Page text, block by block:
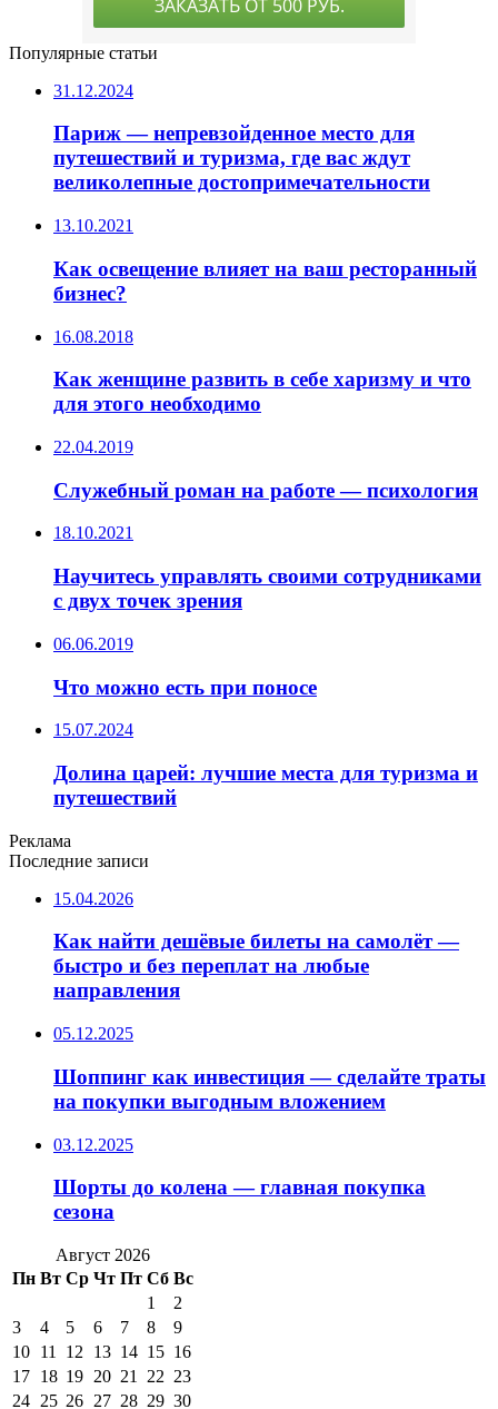
Популярные статьи
31.12.2024
Париж — непревзойденное место для
путешествий и туризма, где вас ждут
великолепные достопримечательности
13.10.2021
Как освещение влияет на ваш ресторанный
бизнес?
16.08.2018
Как женщине развить в себе харизму и что
для этого необходимо
22.04.2019
Служебный роман на работе — психология
18.10.2021
Научитесь управлять своими сотрудниками
с двух точек зрения
06.06.2019
Что можно есть при поносе
15.07.2024
Долина царей: лучшие места для туризма и
путешествий
Реклама
Последние записи
15.04.2026
Как найти дешёвые билеты на самолёт —
быстро и без переплат на любые
направления
05.12.2025
Шоппинг как инвестиция — сделайте траты
на покупки выгодным вложением
03.12.2025
Шорты до колена — главная покупка
сезона
Август 2026
Пн Вт Ср Чт Пт Сб Вс
1
2
3
4 5 6 7 8
9
10 11 12 13 14 15 16
17 18 19 20 21 22 23
24 25 26 27 28 29 30